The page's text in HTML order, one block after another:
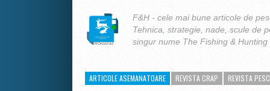
F&H - cele mai bune articole de
Tehnica, strategie, nade, scule de
singur nume The Fishing & Hunting
ARTICOLE ASEMANATOARE REVISTA CRAP REVISTA